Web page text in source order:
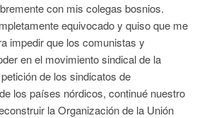
con mis colegas bosnios.
equivocado y quiso que me
impedir que los comunistas y
en el movimiento sindical de la
de los sindicatos de
los países nórdicos, continué nuestro
la Organización de la Unión